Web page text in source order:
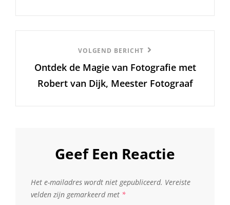
Bericht
VOLGEND BERICHT
Ontdek de Magie van Fotografie met
Robert van Dijk, Meester Fotograaf
Geef Een Reactie
Het e-mailadres wordt niet gepubliceerd. Vereiste
velden zijn gemarkeerd met *